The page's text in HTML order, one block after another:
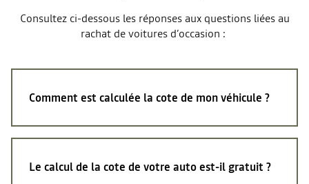
Consultez ci-dessous les réponses aux questions liées au
rachat de voitures d’occasion :
Comment est calculée la cote de mon véhicule ?
Le calcul de la cote de votre auto est-il gratuit ?